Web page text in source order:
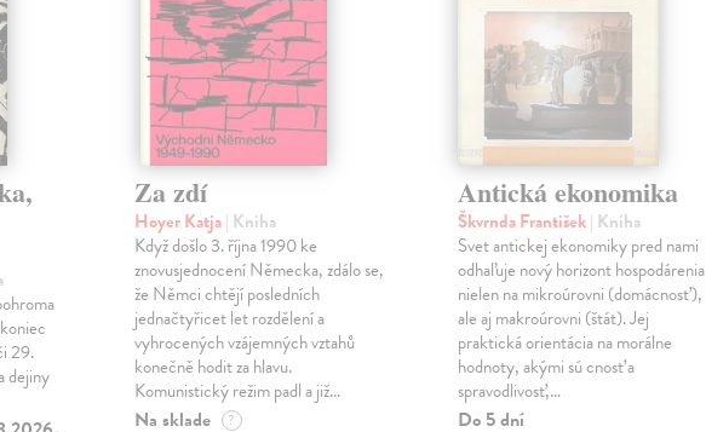
29.
dejiny
Za zdí
Hoyer Katja| Kniha
Když došlo 3. října 1990 ke
znovusjednocení Německa, zdálo se,
že Němci chtějí posledních
jednačtyřicet let rozdělení a
vyhrocených vzájemných vztahů
konečně hodit za hlavu.
Komunistický režim padl a již…
Na sklade ?
Antická ekonomika
Škvrnda František| Kniha
Svet antickej ekonomiky pred nami
odhaľuje nový horizont hospodárenia
nielen na mikroúrovni (domácnosť),
ale aj makroúrovni (štát). Jej
praktická orientácia na morálne
hodnoty, akými sú cnosť a
spravodlivosť,…
Do 5 dní